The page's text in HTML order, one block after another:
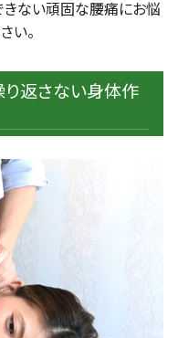
きない頑固な腰痛にお悩
い。
り返さない身体作